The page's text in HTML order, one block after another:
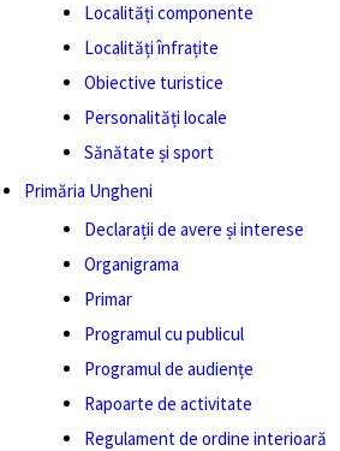
Localități componente
Localități înfrațite
Obiective turistice
Personalități locale
Sănătate și sport
Primăria Ungheni
Declarații de avere și interese
Organigrama
Primar
Programul cu publicul
Programul de audiențe
Rapoarte de activitate
Regulament de ordine interioară